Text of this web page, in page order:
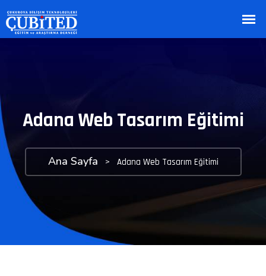
Adana Web Tasarım Eğitimi
Ana Sayfa > Adana Web Tasarım Eğitimi